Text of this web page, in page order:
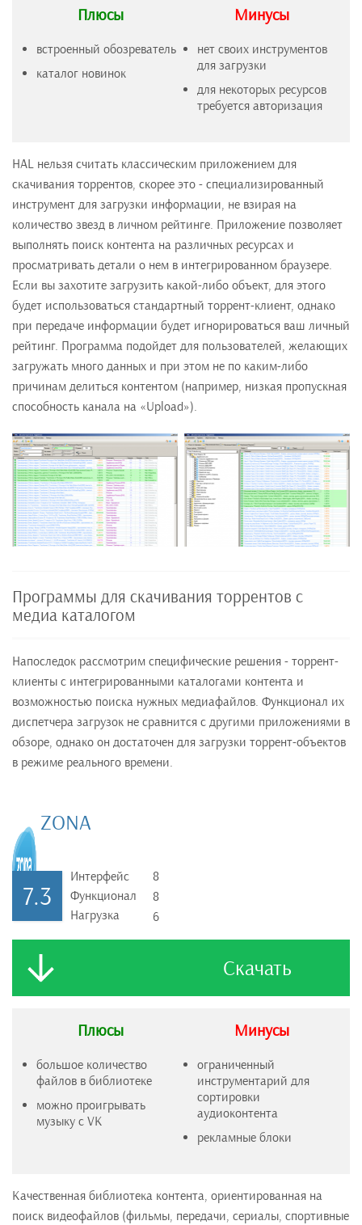
Плюсы
встроенный обозреватель
каталог новинок
Минусы
нет своих инструментов
для загрузки
для некоторых ресурсов
требуется авторизация
HAL нельзя считать классическим приложением для
скачивания торрентов, скорее это - специализированный
инструмент для загрузки информации, не взирая на
количество звезд в личном рейтинге. Приложение позволяет
выполнять поиск контента на различных ресурсах и
просматривать детали о нем в интегрированном браузере.
Если вы захотите загрузить какой-либо объект, для этого
будет использоваться стандартный торрент-клиент, однако
при передаче информации будет игнорироваться ваш личный
рейтинг. Программа подойдет для пользователей, желающих
загружать много данных и при этом не по каким-либо
причинам делиться контентом (например, низкая пропускная
способность канала на «Upload»).
Программы для скачивания торрентов с
медиа каталогом
Напоследок рассмотрим специфические решения - торрент-
клиенты с интегрированными каталогами контента и
возможностью поиска нужных медиафайлов. Функционал их
диспетчера загрузок не сравнится с другими приложениями в
обзоре, однако он достаточен для загрузки торрент-объектов
в режиме реального времени.
ZONA
7.3
Интерфейс
Функционал
Нагрузка
8
8
6
Скачать
Плюсы
большое количество
файлов в библиотеке
можно проигрывать
музыку с VK
Минусы
ограниченный
инструментарий для
сортировки
аудиоконтента
рекламные блоки
Качественная библиотека контента, ориентированная на
поиск видеофайлов (фильмы, передачи, сериалы, спортивные